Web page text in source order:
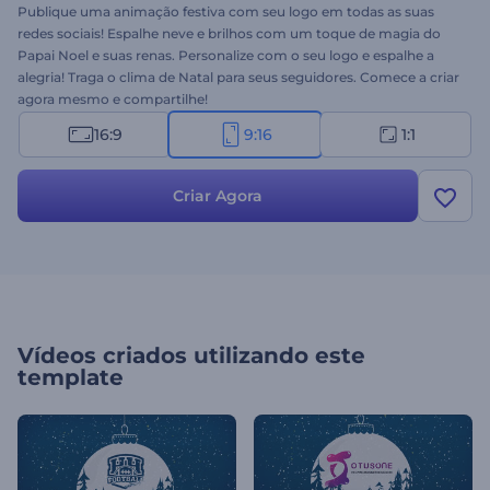
Publique uma animação festiva com seu logo em todas as suas
redes sociais! Espalhe neve e brilhos com um toque de magia do
Papai Noel e suas renas. Personalize com o seu logo e espalhe a
alegria! Traga o clima de Natal para seus seguidores. Comece a criar
agora mesmo e compartilhe!
16:9 9:16 1:1
Criar Agora
Vídeos criados utilizando este
template